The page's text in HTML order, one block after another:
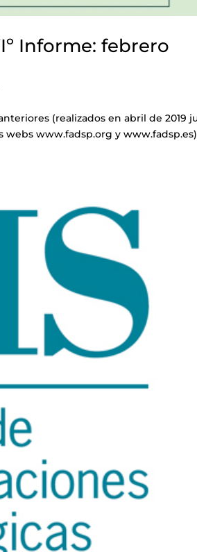
Informe: febrero
(realizados en abril de 2019
webs www.fadsp.org y